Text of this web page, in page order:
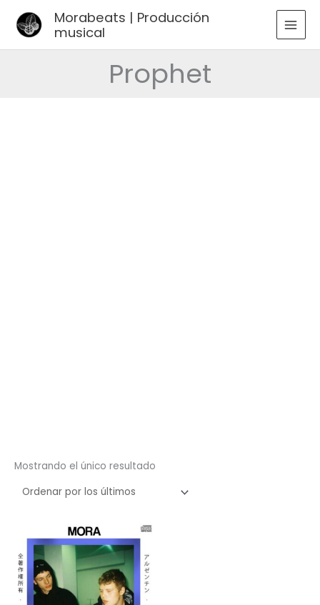
Morabeats | Producción
musical
Prophet
Mostrando el único resultado